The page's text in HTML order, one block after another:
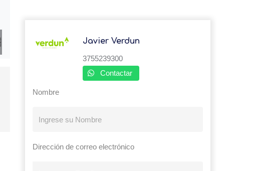
Javier Verdun
3755239300
Contactar
Nombre
Dirección de correo electrónico